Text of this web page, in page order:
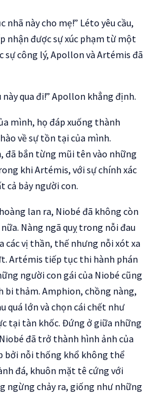
nhã này cho mẹ!” Léto yêu cầu,
nhận được sự xúc phạm từ một
sự công lý, Apollon và Artémis đã
qua đi!” Apollon khẳng định.
mình, họ đáp xuống thành
về sự tồn tại của mình.
đã bắn từng mũi tên vào những
khi Artémis, với sự chính xác
cả bảy người con.
lan ra, Niobé đã không còn
Nàng ngã quỵ trong nỗi đau
các vị thần, thế nhưng nỗi xót xa
Artémis tiếp tục thi hành phán
người con gái của Niobé cũng
bi thảm. Amphion, chồng nàng,
quá lớn và chọn cái chết như
tại tàn khốc. Đứng ở giữa những
đã trở thành hình ảnh của
bởi nỗi thống khổ không thể
đá, khuôn mặt tê cứng với
ngừng chảy ra, giống như những